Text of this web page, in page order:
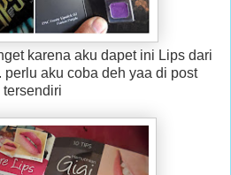
karena aku dapet ini Lips dari
perlu aku coba deh yaa di post
tersendiri